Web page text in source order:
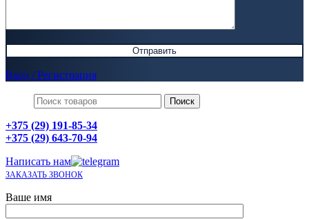
Вход / Регистрация
Поиск
+375 (29) 191-85-34
+375 (29) 643-70-94
Написать нам
ЗАКАЗАТЬ ЗВОНОК
Ваше имя